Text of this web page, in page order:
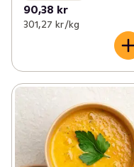
90,38 kr
301,27 kr /kg